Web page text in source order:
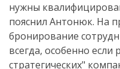
нужны
пояснил Антонюк. На
бронирование
всегда, особенно
стратегических"